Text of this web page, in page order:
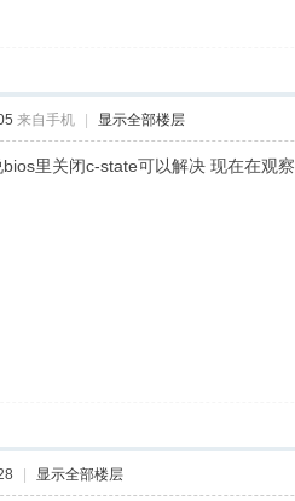
来自手机 显示全部楼层
里关闭c-state可以解决 现在在观察
显示全部楼层